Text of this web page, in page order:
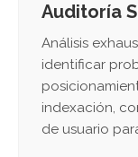
Auditoría
Análisis
identificar
indexación,
de usuario